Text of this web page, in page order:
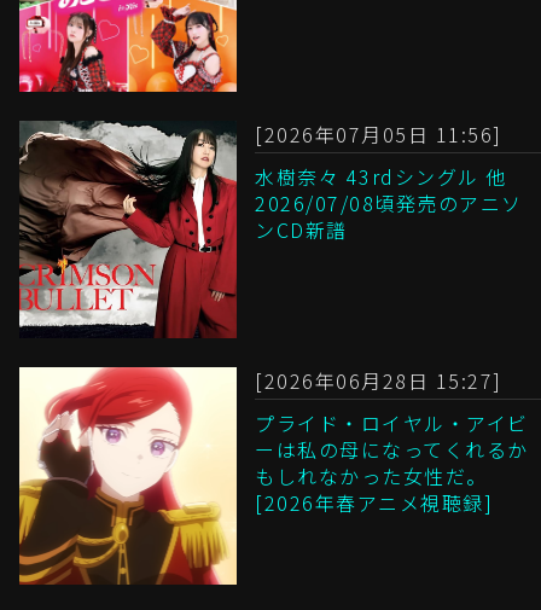
[2026年07月05日 11:56]
水樹奈々 43rdシングル 他
2026/07/08頃発売のアニソ
ンCD新譜
[2026年06月28日 15:27]
プライド・ロイヤル・アイビ
ーは私の母になってくれるか
もしれなかった女性だ。
[2026年春アニメ視聴録]